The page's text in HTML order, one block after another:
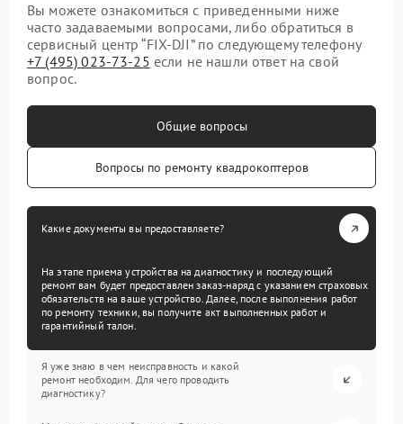
Вы можете ознакомиться с приведенными ниже
часто задаваемыми вопросами, либо обратиться в
сервисный центр “FIX-DJI” по следующему телефону
+7 (495) 023-73-25 если не нашли ответ на свой
вопрос.
Общие вопросы
Вопросы по ремонту квадрокоптеров
Какие документы вы предоставляете?
На этапе приема устройства на диагностику и последующий
ремонт вам будет предоставлен заказ-наряд с указанием страховых
обязательств на ваше устройство. Далее, после выполнения работ
по ремонту техники, вы получите акт выполненных работ и
гарантийный талон.
Я уже знаю в чем неисправность и какой
ремонт необходим. Для чего проводить
диагностику?